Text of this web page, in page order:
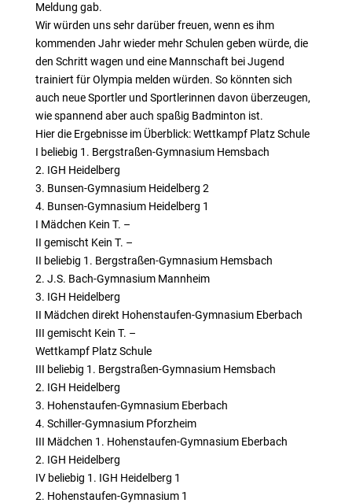
Meldung gab.
Wir würden uns sehr darüber freuen, wenn es ihm
kommenden Jahr wieder mehr Schulen geben würde, die
den Schritt wagen und eine Mannschaft bei Jugend
trainiert für Olympia melden würden. So könnten sich
auch neue Sportler und Sportlerinnen davon überzeugen,
wie spannend aber auch spaßig Badminton ist.
Hier die Ergebnisse im Überblick: Wettkampf Platz Schule
I beliebig 1. Bergstraßen-Gymnasium Hemsbach
2. IGH Heidelberg
3. Bunsen-Gymnasium Heidelberg 2
4. Bunsen-Gymnasium Heidelberg 1
I Mädchen Kein T. –
II gemischt Kein T. –
II beliebig 1. Bergstraßen-Gymnasium Hemsbach
2. J.S. Bach-Gymnasium Mannheim
3. IGH Heidelberg
II Mädchen direkt Hohenstaufen-Gymnasium Eberbach
III gemischt Kein T. –
Wettkampf Platz Schule
III beliebig 1. Bergstraßen-Gymnasium Hemsbach
2. IGH Heidelberg
3. Hohenstaufen-Gymnasium Eberbach
4. Schiller-Gymnasium Pforzheim
III Mädchen 1. Hohenstaufen-Gymnasium Eberbach
2. IGH Heidelberg
IV beliebig 1. IGH Heidelberg 1
2. Hohenstaufen-Gymnasium 1